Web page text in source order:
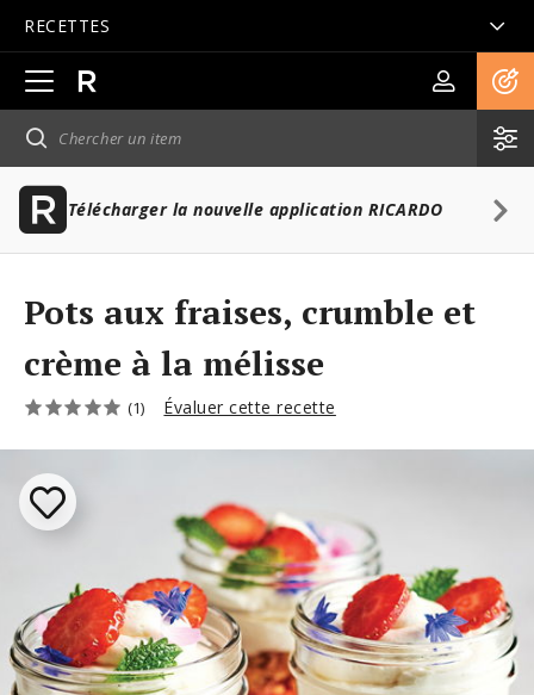
RECETTES
Ouvrir
la
navigation
principale
Télécharger la nouvelle application RICARDO
Pots aux fraises, crumble et
crème à la mélisse
(1) Évaluer cette recette